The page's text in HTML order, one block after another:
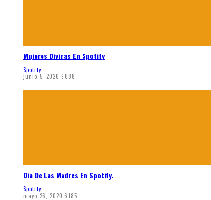
Mujeres Divinas En Spotify
Spotify
junio 5, 2020 9088
Dia De Las Madres En Spotify.
Spotify
mayo 26, 2020 6185